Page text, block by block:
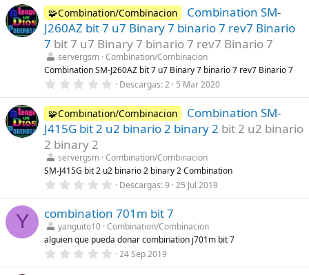
s
)0
e
s
t
r
e
l
a
(
s
)
🧩Combination/Combinacion
Combination SM-
J260AZ bit 7 u7 Binary 7 binario 7 rev7 Binario
7 bit 7 u7 Binary 7 binario 7 rev7 Binario 7
servergsm Combination/Combinacion
Combination SM-J260AZ bit 7 u7 Binary 7 binario 7 rev7 Binario 7
0
0
0
e
s
e
l
a
(
s
)
Descargas 2 5 Mar 2020
🧩Combination/Combinacion
Combination SM-
J415G bit 2 u2 binario 2 binary 2 bit 2 u2 binario
2 binary 2
servergsm Combination/Combinacion
SM-J415G bit 2 u2 binario 2 binary 2 Combination
0
0
0
e
s
t
r
l
Descargas 9 25 Jul 2019
Y combination 701m bit 7
yanguito10 Combination/Combinacion
alguien que pueda donar combination j701m bit 7
0
0
24 Sep 2019